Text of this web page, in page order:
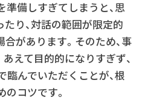
備しすぎてしまうと、思
り、対話の範囲が限定的
があります。そのため、事
えて目的的になりすぎず、
臨んでいただくことが、根
コツです。